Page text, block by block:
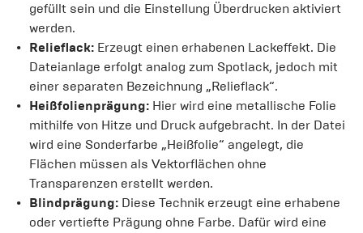
gefüllt sein und die Einstellung Überdrucken aktiviert
werden.
Relieflack: Erzeugt einen erhabenen Lackeffekt. Die
Dateianlage erfolgt analog zum Spotlack, jedoch mit
einer separaten Bezeichnung „Relieflack“.
Heißfolienprägung: Hier wird eine metallische Folie
mithilfe von Hitze und Druck aufgebracht. In der Datei
wird eine Sonderfarbe „Heißfolie“ angelegt, die
Flächen müssen als Vektorflächen ohne
Transparenzen erstellt werden.
Blindprägung: Diese Technik erzeugt eine erhabene
oder vertiefte Prägung ohne Farbe. Dafür wird eine